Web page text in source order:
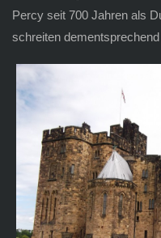
Percy seit 700 Jahren als
schreiten